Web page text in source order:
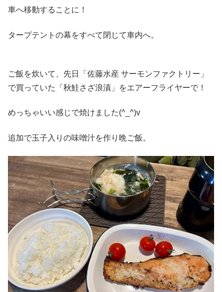
車へ移動することに！
タープテントの幕をすべて閉じて車内へ。
ご飯を炊いて、先日「佐藤水産 サーモンファクトリー」
で買っていた「秋鮭さざ浪漬」をエアーフライヤーで！
めっちゃいい感じで焼けました(^_^)v
追加で玉子入りの味噌汁を作り晩ご飯。